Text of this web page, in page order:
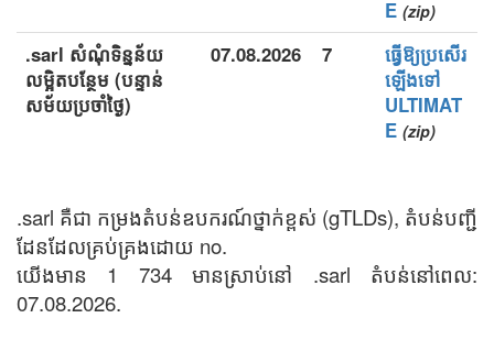
E (zip)
.sarl សំណុំទិន្នន័យ
លម្អិតបន្ថែម (បន្ទាន់
សម័យប្រចាំថ្ងៃ)
07.08.2026 7
ធ្វើឱ្យប្រសើរ
ឡើងទៅ
ULTIMAT
E (zip)
.sarl គឺជា កម្រងតំបន់ឧបករណ៍ថ្នាក់ខ្ពស់ (gTLDs), តំបន់បញ្ជី
ដែនដែលគ្រប់គ្រងដោយ no.
យើងមាន 1 734 មានស្រាប់នៅ .sarl តំបន់នៅពេល:
07.08.2026.